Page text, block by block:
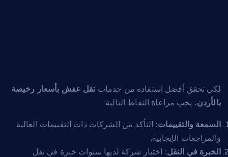
لكي تحقق أفضل استفادة من خدمات نقل عفش بأسعار رخيصة
بالأردن، يجب مراعاة النقاط التالية:
السمعة والتقييمات: التأكد من الشركات ذات التقييمات العالية
والمراجعات الإيجابية.
الخبرة في النقل: اختيار شركة لديها سنوات خبرة في نقل